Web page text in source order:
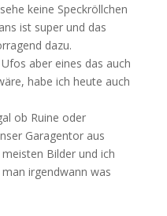
keine Speckröllchen
ist super und das
dazu.
aber eines das auch
habe ich heute auch
ob Ruine oder
Garagentor aus
Bilder und ich
irgendwann was